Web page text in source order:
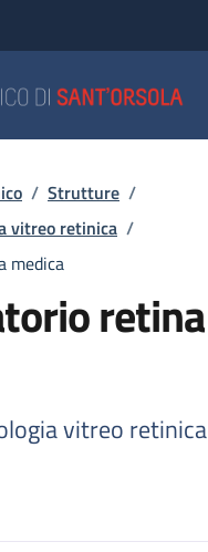
pane
/ Strutture /
vitreo retinica /
medica
retina
vitreo retinica